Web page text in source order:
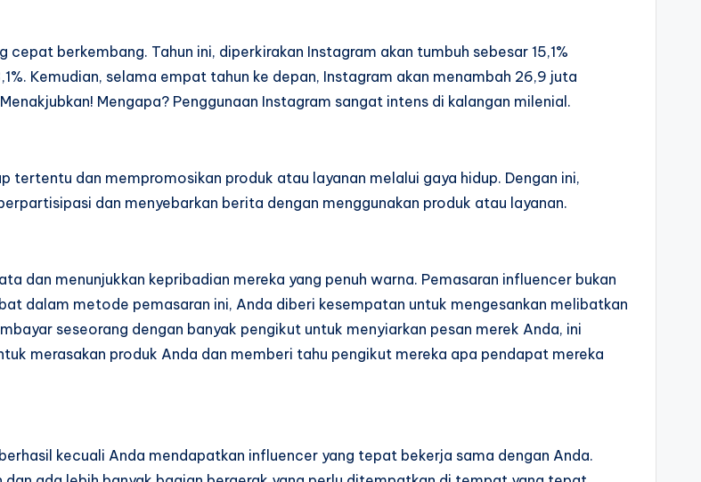
berkembang. Tahun ini, diperkirakan Instagram akan tumbuh sebesar 15,1%
Kemudian, selama empat tahun ke depan, Instagram akan menambah 26,9 juta
Mengapa? Penggunaan Instagram sangat intens di kalangan milenial.
tertentu dan mempromosikan produk atau layanan melalui gaya hidup. Dengan ini,
dan menyebarkan berita dengan menggunakan produk atau layanan.
dan menunjukkan kepribadian mereka yang penuh warna. Pemasaran influencer bukan
dalam metode pemasaran ini, Anda diberi kesempatan untuk mengesankan melibatkan
seseorang dengan banyak pengikut untuk menyiarkan pesan merek Anda, ini
merasakan produk Anda dan memberi tahu pengikut mereka apa pendapat mereka
kecuali Anda mendapatkan influencer yang tepat bekerja sama dengan Anda.